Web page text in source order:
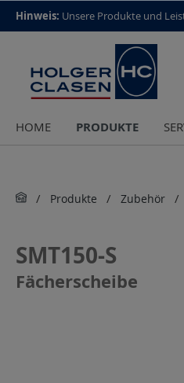
top scroll helper
Hinweis: Unsere Produkte und
HOME PRODUKTE
Produkte Zubehör
SMT150-S
Fächerscheibe